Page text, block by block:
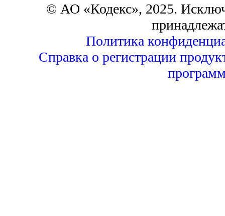
© АО «Кодекс», 2025.
Политика
Справка о регистрации